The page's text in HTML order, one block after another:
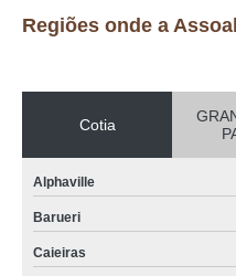
Regiões onde a
Cotia
Alphaville
Barueri
Caieiras